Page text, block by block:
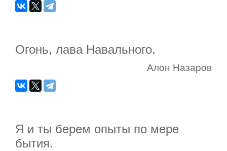
Огонь, лава Навального.
Алон Назаров
Я и ты берем опыты по мере
бытия.